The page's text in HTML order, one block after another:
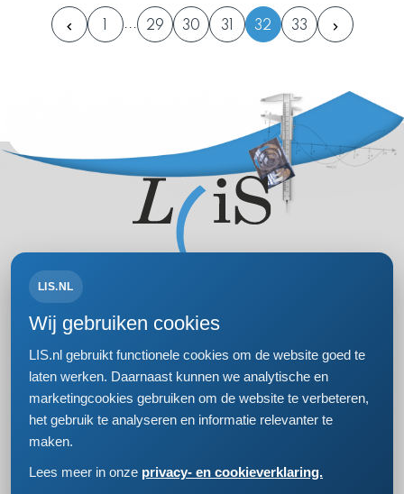
1 29 30 31 32 33
Volg ons op:
Bezoek- en postadres
Einsteinweg 61
2333 CC Leiden
+31 (0)71 5681168
LIS.NL
Wij gebruiken cookies
LIS.nl gebruikt functionele cookies om de website goed te
laten werken. Daarnaast kunnen we analytische en
marketingcookies gebruiken om de website te verbeteren,
het gebruik te analyseren en informatie relevanter te
maken.
Lees meer in onze privacy- en cookieverklaring.